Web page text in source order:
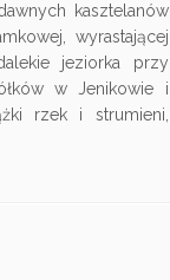
kasztelanów
wyrastającej
jeziorka przy
w Jenikowie i
rzek i strumieni,